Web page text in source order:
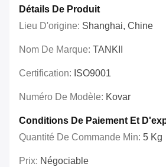
Détails De Produit
Lieu D'origine: Shanghai, Chine
Nom De Marque: TANKII
Certification: ISO9001
Numéro De Modèle: Kovar
Conditions De Paiement Et
Quantité De Commande Min: 5 Kg
Prix: Négociable